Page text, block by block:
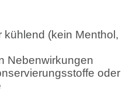
kühlend (kein Menthol,
Nebenwirkungen
oder